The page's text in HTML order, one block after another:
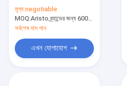
মূল্য:negotiable
MOQ:Aristo ব্র্যান্ডের জন্য 6000pcs, গ্রাহকের ব্র্যান্ডের জন্য 15000pcs
সর্বশেষ দাম পান
এখন যোগাযোগ